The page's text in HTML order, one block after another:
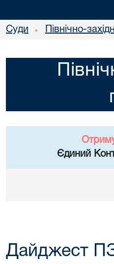
Суди • Північно-
Єдиний
Дайджест